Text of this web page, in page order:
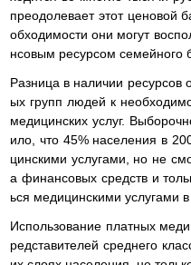
преодолевает этот ценовой
обходимости они могут
нсовым ресурсом семейного
Разница в наличии ресурсов
ых групп людей к
медицинских услуг.
ило, что 45% населения в
цинскими услугами, но не
а финансовых средств и
ься медицинскими услугами
Использование платных
редставителей среднего